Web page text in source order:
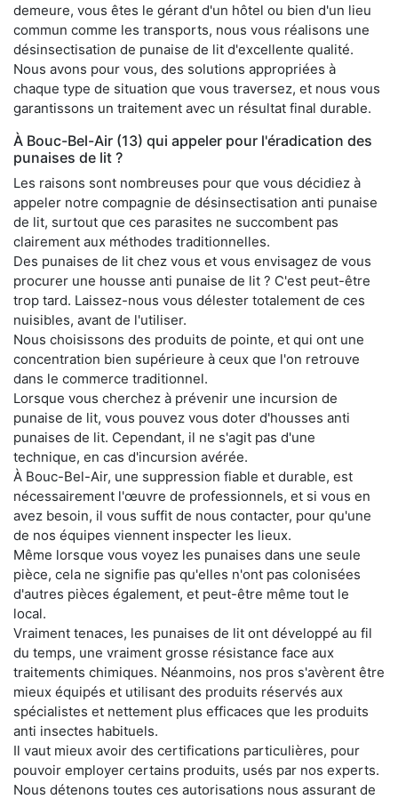
demeure, vous êtes le gérant d'un hôtel ou bien d'un lieu
commun comme les transports, nous vous réalisons une
désinsectisation de punaise de lit d'excellente qualité.
Nous avons pour vous, des solutions appropriées à
chaque type de situation que vous traversez, et nous vous
garantissons un traitement avec un résultat final durable.
À Bouc-Bel-Air (13) qui appeler pour l'éradication des
punaises de lit ?
Les raisons sont nombreuses pour que vous décidiez à
appeler notre compagnie de désinsectisation anti punaise
de lit, surtout que ces parasites ne succombent pas
clairement aux méthodes traditionnelles.
Des punaises de lit chez vous et vous envisagez de vous
procurer une housse anti punaise de lit ? C'est peut-être
trop tard. Laissez-nous vous délester totalement de ces
nuisibles, avant de l'utiliser.
Nous choisissons des produits de pointe, et qui ont une
concentration bien supérieure à ceux que l'on retrouve
dans le commerce traditionnel.
Lorsque vous cherchez à prévenir une incursion de
punaise de lit, vous pouvez vous doter d'housses anti
punaises de lit. Cependant, il ne s'agit pas d'une
technique, en cas d'incursion avérée.
À Bouc-Bel-Air, une suppression fiable et durable, est
nécessairement l'œuvre de professionnels, et si vous en
avez besoin, il vous suffit de nous contacter, pour qu'une
de nos équipes viennent inspecter les lieux.
Même lorsque vous voyez les punaises dans une seule
pièce, cela ne signifie pas qu'elles n'ont pas colonisées
d'autres pièces également, et peut-être même tout le
local.
Vraiment tenaces, les punaises de lit ont développé au fil
du temps, une vraiment grosse résistance face aux
traitements chimiques. Néanmoins, nos pros s'avèrent être
mieux équipés et utilisant des produits réservés aux
spécialistes et nettement plus efficaces que les produits
anti insectes habituels.
Il vaut mieux avoir des certifications particulières, pour
pouvoir employer certains produits, usés par nos experts.
Nous détenons toutes ces autorisations nous assurant de